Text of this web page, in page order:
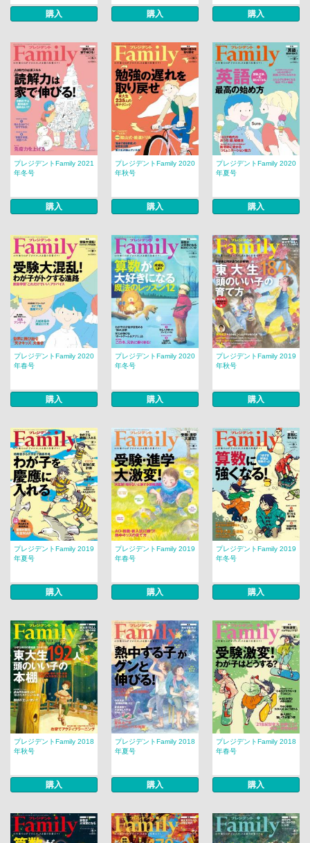
購入 購入 購入
プレジデントFamily 2021
年冬号
購入
プレジデントFamily 2020
年秋号
購入
プレジデントFamily 2020
年夏号
購入
プレジデントFamily 2020
年春号
購入
プレジデントFamily 2020
年冬号
購入
プレジデントFamily 2019
年秋号
購入
プレジデントFamily 2019
年夏号
購入
プレジデントFamily 2019
年春号
購入
プレジデントFamily 2019
年冬号
購入
プレジデントFamily 2018
年秋号
購入
プレジデントFamily 2018
年夏号
購入
プレジデントFamily 2018
年春号
購入